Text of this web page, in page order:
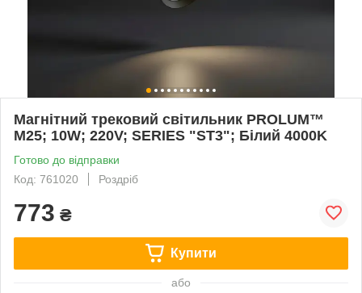
Магнітний трековий світильник PROLUM™
M25; 10W; 220V; SERIES "ST3"; Білий 4000K
Готово до відправки
Код: 761020
Роздріб
773 ₴
Купити
або